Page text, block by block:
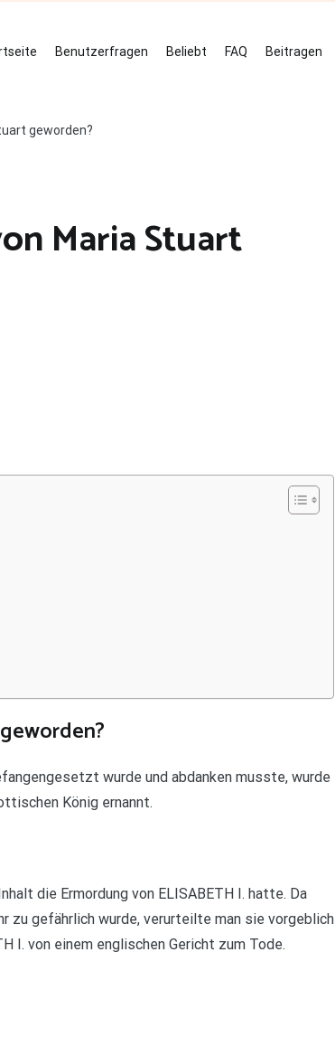
Benutzerfragen Beliebt FAQ Beitragen
geworden?
Maria Stuart
wurde und abdanken musste, wurde
König ernannt.
die Ermordung von ELISABETH I. hatte. Da
zu gefährlich wurde, verurteilte man sie vorgeblich
I. von einem englischen Gericht zum Tode.